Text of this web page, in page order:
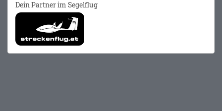
Dein Partner im Segelflug